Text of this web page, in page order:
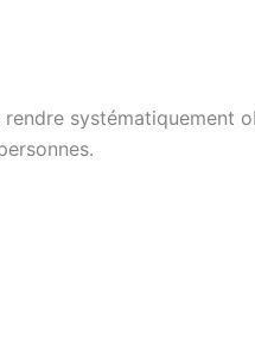
systématiquement